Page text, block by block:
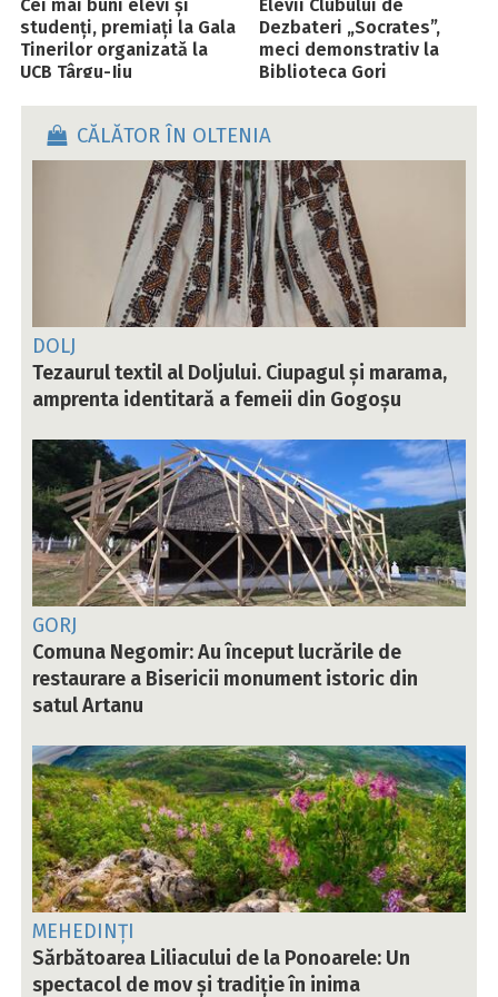
Cei mai buni elevi și
studenți, premiați la Gala
Tinerilor organizată la
UCB Târgu-Jiu
Elevii Clubului de
Dezbateri „Socrates”,
meci demonstrativ la
Biblioteca Gorj
CĂLĂTOR ÎN OLTENIA
DOLJ
Tezaurul textil al Doljului. Ciupagul și marama,
amprenta identitară a femeii din Gogoșu
GORJ
Comuna Negomir: Au început lucrările de
restaurare a Bisericii monument istoric din
satul Artanu
MEHEDINȚI
Sărbătoarea Liliacului de la Ponoarele: Un
spectacol de mov și tradiție în inima